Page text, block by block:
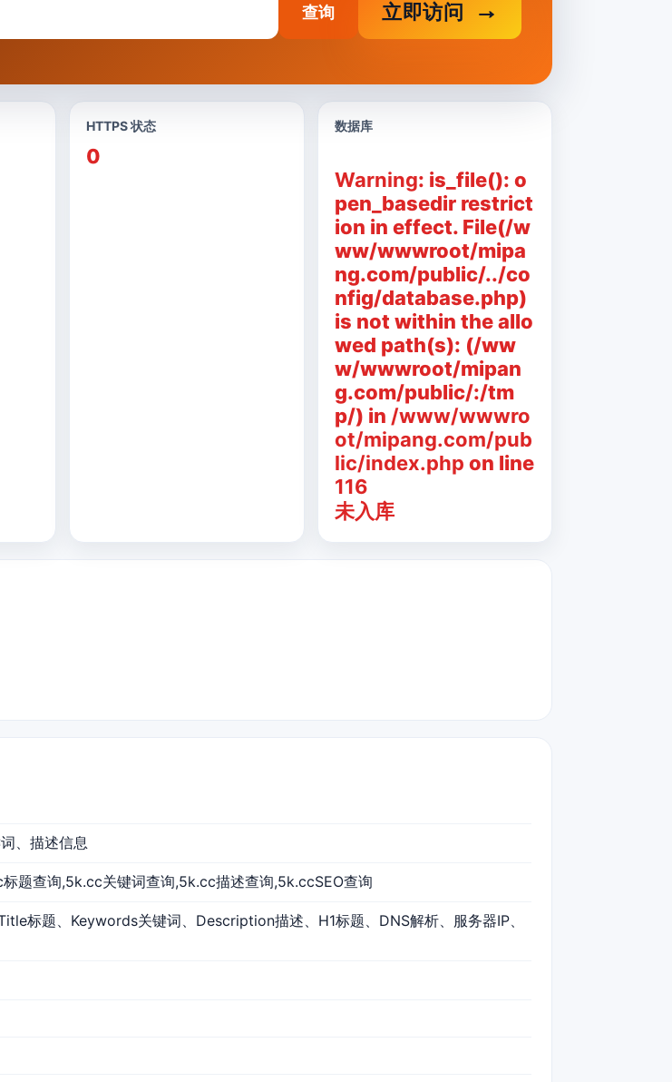
查询 立即访问
HTTPS 状态
0
数据库
Warning: is_file(): o
pen_basedir restrict
ion in effect. File(/w
ww/wwwroot/mipa
ng.com/public/../co
nfig/database.php)
is not within the allo
wed path(s): (/ww
w/wwwroot/mipan
g.com/public/:/tm
p/) in /www/wwwro
ot/mipang.com/pub
lic/index.php on line
116
未入库
、描述信息
题查询,5k.cc关键词查询,5k.cc描述查询,5k.ccSEO查询
标题、Keywords关键词、Description描述、H1标题、DNS解析、服务器IP、